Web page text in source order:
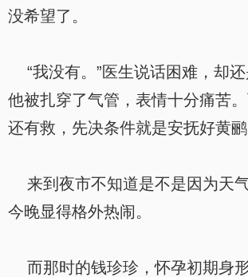
没希望了。
“我没有。”医生说话困难，却还
他被扎穿了气管，表情十分痛苦
还有救，先决条件就是安抚好黄鹂
来到夜市不知道是不是因为天气
今晚显得格外热闹。
而那时的钱珍珍，怀孕初期身